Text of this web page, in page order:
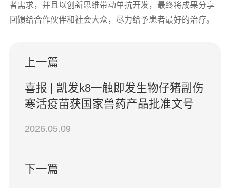
者需求，并且以创新思维带动单抗开发，最终将成果分享
回馈给合作伙伴和社会大众，尽力给予患者最好的治疗。
上一篇
喜报 | 凯发k8一触即发生物仔猪副伤
寒活疫苗获国家兽药产品批准文号
2026.05.09
下一篇